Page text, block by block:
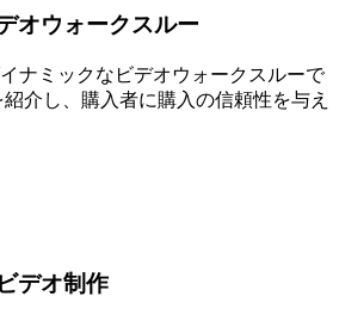
オウォークスルー
ナミックなビデオウォークスルーで
介し、購入者に購入の信頼性を与え
デオ制作